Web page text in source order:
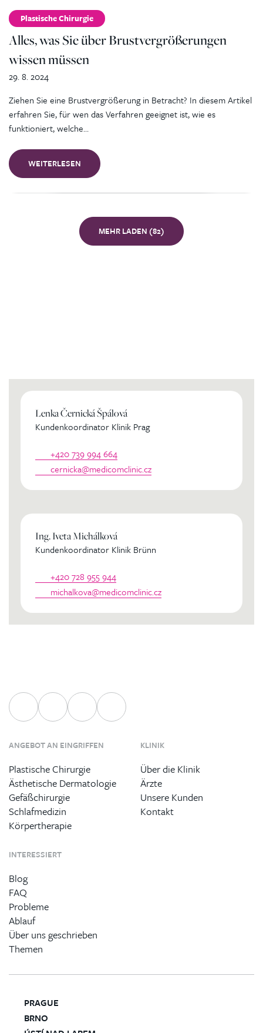
Alles, was Sie über Brustvergrößerungen
wissen müssen
Plastische Chirurgie
Ziehen Sie eine Brustvergrößerung in Betracht? In diesem Artikel
erfahren Sie, für wen das Verfahren geeignet ist, wie es
funktioniert, welche…
WEITERLESEN
29. 8. 2024
MEHR LADEN (82)
Lenka Černická Špálová
Kundenkoordinator Klinik Prag
+420 739 994 664
cernicka@medicomclinic.cz
Ing. Iveta Michálková
Kundenkoordinator Klinik Brünn
+420 728 955 944
michalkova@medicomclinic.cz
ANGEBOT AN EINGRIFFEN
Plastische Chirurgie
Ästhetische Dermatologie
Gefäßchirurgie
Schlafmedizin
Körpertherapie
KLINIK
Über die Klinik
Ärzte
Unsere Kunden
Kontakt
INTERESSIERT
Blog
FAQ
Probleme
Ablauf
Über uns geschrieben
Themen
PRAGUE
BRNO